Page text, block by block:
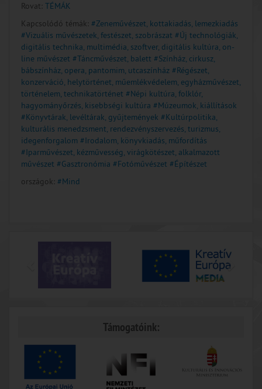
Rovat: TÉMÁK
Kapcsolódó témák: #Zeneművészet, kottakiadás, lemezkiadás
#Vizuális művészetek, festészet, szobrászat #Új technológiák,
digitális technika, multimédia, szoftver, digitális kultúra, on-
line művészet #Táncművészet, balett #Színház, cirkusz,
bábszínház, opera, pantomim, utcaszínház #Régészet,
konzerváció, helytörténet, műemlékvédelem, egyházművészet,
történelem, technikatörténet #Népi kultúra, folklór,
hagyományőrzés, kisebbségi kultúra #Múzeumok, kiállítások
#Könyvtárak, levéltárak, gyűjtemények #Kultúrpolitika,
kulturális menedzsment, rendezvényszervezés, turizmus,
idegenforgalom #Irodalom, könyvkiadás, műfordítás
#Iparművészet, kézművesség, virágkötészet, alkalmazott
művészet #Gasztronómia #Fotóművészet #Építészet
országok: #Mind
Támogatóink: